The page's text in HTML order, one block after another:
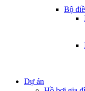
Bộ
Dự án